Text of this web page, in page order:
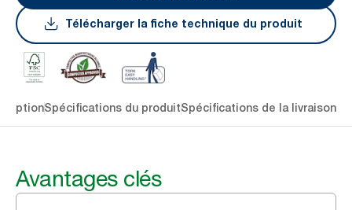
Télécharger la fiche technique du produit
Spécifications du produitSpécifications de la livraison
Avantages clés